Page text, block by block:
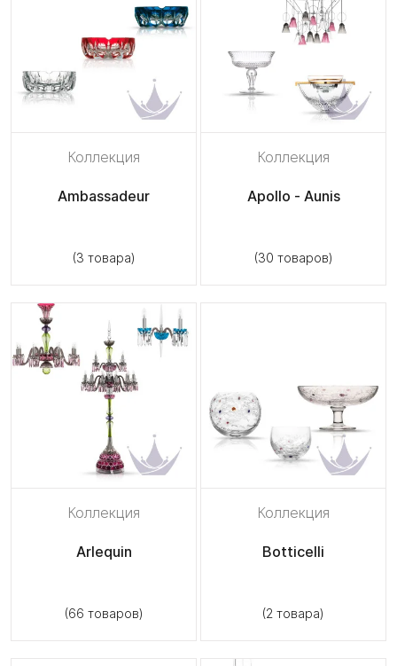
Коллекция
Ambassadeur
(3 товара)
Коллекция
Apollo - Aunis
(30 товаров)
Коллекция
Arlequin
(66 товаров)
Коллекция
Botticelli
(2 товара)